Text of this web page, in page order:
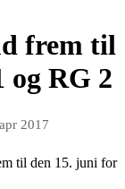
frem til
og RG 2
2017
til den 15. juni for